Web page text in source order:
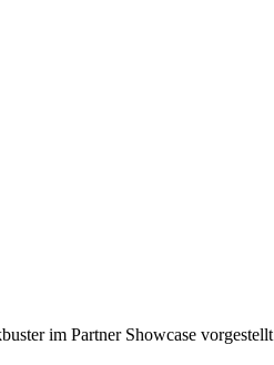
im Partner Showcase vorgestellt